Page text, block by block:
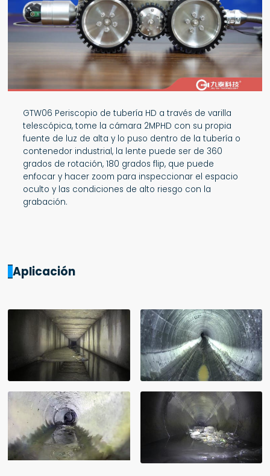
GTW06 Periscopio de tubería HD a través de varilla
telescópica, tome la cámara 2MPHD con su propia
fuente de luz de alta y lo puso dentro de la tubería o
contenedor industrial, la lente puede ser de 360
grados de rotación, 180 grados flip, que puede
enfocar y hacer zoom para inspeccionar el espacio
oculto y las condiciones de alto riesgo con la
grabación.
Aplicación